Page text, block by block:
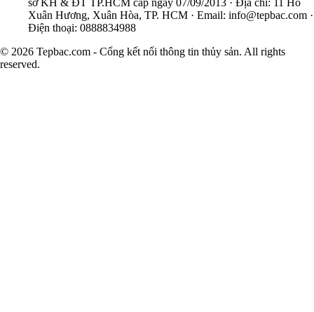
sở KH & ĐT TP.HCM cấp ngày 07/09/2013 · Địa chỉ: 11 Hồ
Xuân Hương, Xuân Hòa, TP. HCM · Email: info@tepbac.com ·
Điện thoại: 0888834988
© 2026 Tepbac.com - Cổng kết nối thông tin thủy sản. All rights
reserved.